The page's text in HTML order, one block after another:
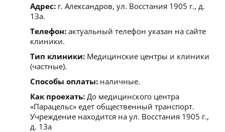
Адрес: г. Александров, ул. Восстания 1905 г., д.
13а.
Телефон: актуальный телефон указан на сайте
клиники.
Тип клиники: Медицинские центры и клиники
(частные).
Способы оплаты: наличные.
Как проехать: До медицинского центра
«Парацельс» едет общественный транспорт.
Учреждение находится на ул. Восстания 1905 г.,
д. 13а